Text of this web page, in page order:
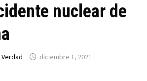
nuclear de
diciembre 1, 2021